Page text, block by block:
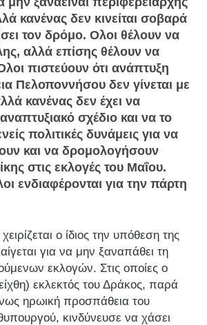
κανένας δεν κινείται σοβαρά
τον δρόμο. Ολοι θέλουν να
αλλά επίσης θέλουν να
πιστεύουν ότι ανάπτυξη
Πελοποννήσου δεν γίνεται με
κανένας δεν έχει να
σχέδιο και να το
πολιτικές δυνάμεις για να
και να δρομολογήσουν
στις εκλογές του Μαΐου.
ενδιαφέρονται για την πάρτη
ο ίδιος την υπόθεση της
για να μην ξαναπάθει τη
εκλογών. Στις οποίες ο
εκλεκτός του Δράκος, παρά
ηρωική προσπάθεια του
κινδύνευσε να χάσει